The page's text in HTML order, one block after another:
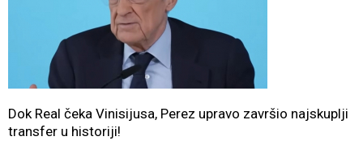
Dok Real čeka Vinisijusa, Perez upravo završio najskuplji
transfer u historiji!